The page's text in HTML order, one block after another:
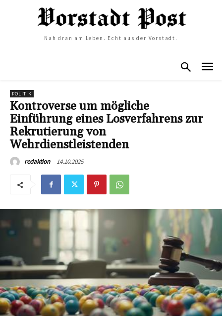
Nah dran am Leben. Echt aus der Vorstadt.
POLITIK
Kontroverse um mögliche
Einführung eines Losverfahrens zur
Rekrutierung von
Wehrdienstleistenden
redaktion 14.10.2025